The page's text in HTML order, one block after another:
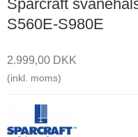
Sparcraft
S560E-S980E
2.999,00 DKK
(inkl. moms)